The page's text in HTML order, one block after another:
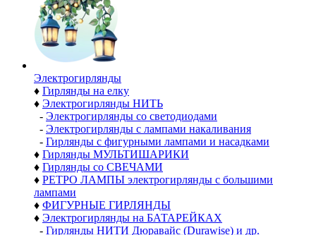
Электро­гирлянды
♦ Гирлянды на елку
♦ Электрогирлянды НИТЬ
- Электрогирлянды со светодиодами
- Электрогирлянды с лампами накаливания
- Гирлянды с фигурными лампами и насадками
♦ Гирлянды МУЛЬТИШАРИКИ
♦ Гирлянды со СВЕЧАМИ
♦ РЕТРО ЛАМПЫ электрогирлянды с большими
лампами
♦ ФИГУРНЫЕ ГИРЛЯНДЫ
♦ Электрогирлянды на БАТАРЕЙКАХ
- Гирлянды НИТИ Дюравайс (Durawise) и др.